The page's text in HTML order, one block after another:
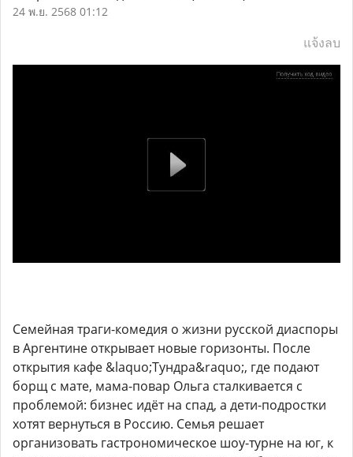
24 พ.ย. 2568 01:12
แจ้งลบ
Семейная траги-комедия о жизни русской диаспоры
в Аргентине открывает новые горизонты. После
открытия кафе &laquo;Тундра&raquo;, где подают
борщ с мате, мама-повар Ольга сталкивается с
проблемой: бизнес идёт на спад, а дети-подростки
хотят вернуться в Россию. Семья решает
организовать гастрономическое шоу-турне на юг, к